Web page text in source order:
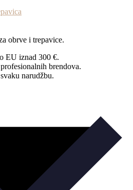
obrve i trepavice.
EU iznad 300 €.
brendova.
narudžbu.